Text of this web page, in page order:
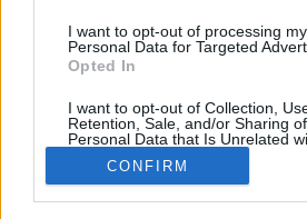
I want to opt-out of processing my
Personal Data for Targeted
Opted In
I want to opt-out of Collection,
Retention, Sale, and/or Sharing
Personal Data that Is Unrelated
Purposes for which it was
Opted Out
CONFIRM